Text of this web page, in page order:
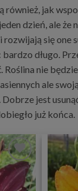
również, jak
dzień, ale że
się one
długo.
nie
ale
jest
już końca.